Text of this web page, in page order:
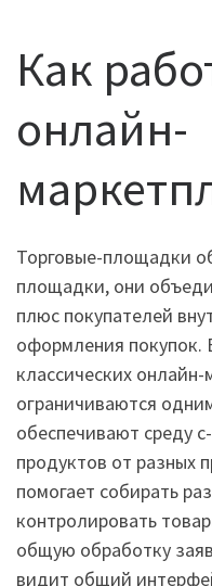
Как
онлайн-
Торговые-площадки
площадки, они
плюс покупателей
оформления покупок.
классических
ограничиваются
обеспечивают среду
продуктов от разных
помогает собирать
контролировать
общую обработку
видит общий